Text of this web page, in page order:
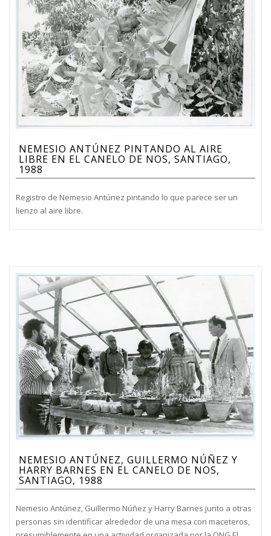
NEMESIO ANTÚNEZ PINTANDO AL AIRE
LIBRE EN EL CANELO DE NOS, SANTIAGO,
1988
Registro de Nemesio Antúnez pintando lo que parece ser un
lienzo al aire libre.
NEMESIO ANTÚNEZ, GUILLERMO NÚÑEZ Y
HARRY BARNES EN EL CANELO DE NOS,
SANTIAGO, 1988
Nemesio Antúnez, Guillermo Núñez y Harry Barnes junto a otras
personas sin identificar alrededor de una mesa con maceteros,